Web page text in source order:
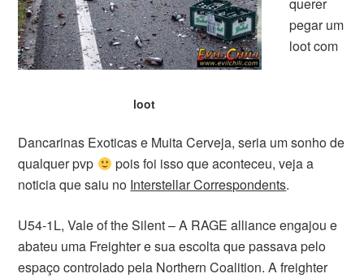
loot
querer
pegar um
loot com
Dancarinas Exoticas e Muita Cerveja, seria um sonho de
qualquer pvp
pois foi isso que aconteceu, veja a
noticia que saiu no Interstellar Correspondents.
U54-1L, Vale of the Silent – A RAGE alliance engajou e
abateu uma Freighter e sua escolta que passava pelo
espaço controlado pela Northern Coalition. A freighter